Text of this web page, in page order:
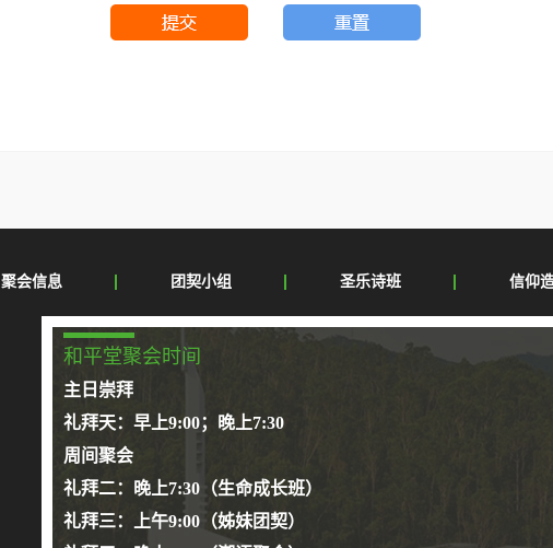
和平堂聚会时间
主日崇拜
礼拜天：早上9:00；晚上7:30
周间聚会
礼拜二：晚上7:30（生命成长班）
礼拜三：上午9:00（姊妹团契）
聚会信息 团契小组 圣乐诗班 信仰